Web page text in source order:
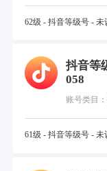
62级 - 抖音等级号 - 未
抖音等
058
账号类目
61级 - 抖音等级号 - 未